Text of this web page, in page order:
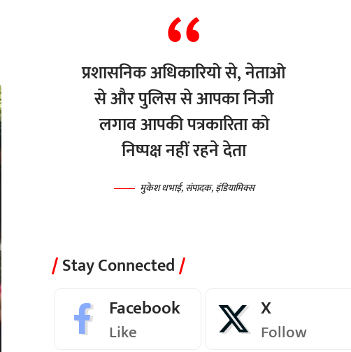
प्रशासनिक अधिकारियो से, नेताओ
से और पुलिस से आपका निजी
लगाव आपकी पत्रकारिता को
निष्पक्ष नहीं रहने देता
मुकेश धभाई, संपादक, इंडियामिक्स
Stay Connected
Facebook
Like
X
Follow